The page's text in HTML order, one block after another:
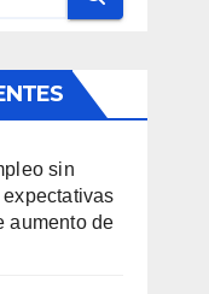
sin
expectativas
aumento de